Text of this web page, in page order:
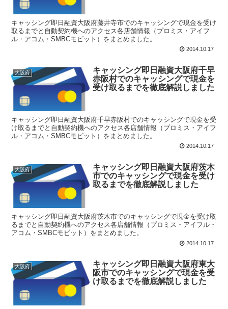
キャッシング即日融資大阪府藤井寺市でのキャッシングで現金を受け
取るまでと自動契約機へのアクセス各店舗情報（プロミス・アイフ
ル・アコム・SMBCモビット）をまとめました。
2014.10.17
大阪府
キャッシング即日融資大阪府千早
赤阪村でのキャッシングで現金を
受け取るまでを徹底解説しました
キャッシング即日融資大阪府千早赤阪村でのキャッシングで現金を受
け取るまでと自動契約機へのアクセス各店舗情報（プロミス・アイフ
ル・アコム・SMBCモビット）をまとめました。
2014.10.17
大阪府
キャッシング即日融資大阪府茨木
市でのキャッシングで現金を受け
取るまでを徹底解説しました
キャッシング即日融資大阪府茨木市でのキャッシングで現金を受け取
るまでと自動契約機へのアクセス各店舗情報（プロミス・アイフル・
アコム・SMBCモビット）をまとめました。
2014.10.17
大阪府
キャッシング即日融資大阪府東大
阪市でのキャッシングで現金を受
け取るまでを徹底解説しました